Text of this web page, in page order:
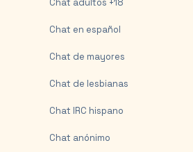
Chat adultos +18
Chat en español
Chat de mayores
Chat de lesbianas
Chat IRC hispano
Chat anónimo